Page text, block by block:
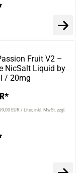
Fruit V2 –
NicSalt Liquid by
/ 20mg
EUR / Liter inkl. MwSt. zzgl.